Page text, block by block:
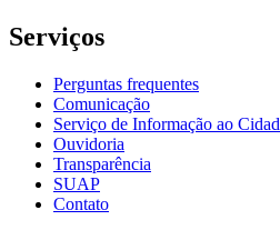
Serviços
Perguntas frequentes
Comunicação
Serviço de Informação ao
Ouvidoria
Transparência
SUAP
Contato